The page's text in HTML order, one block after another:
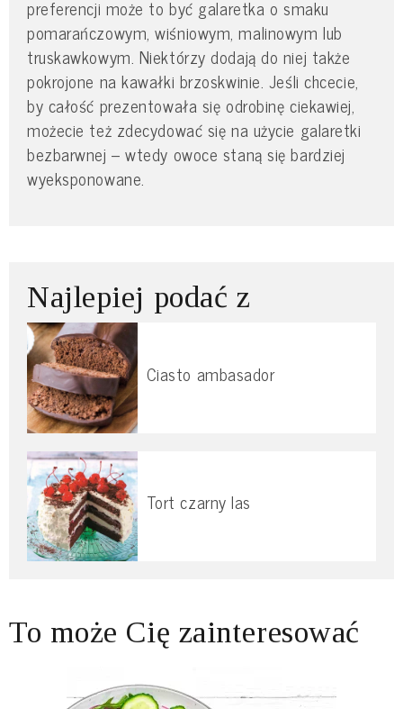
preferencji może to być galaretka o smaku
pomarańczowym, wiśniowym, malinowym lub
truskawkowym. Niektórzy dodają do niej także
pokrojone na kawałki brzoskwinie. Jeśli chcecie,
by całość prezentowała się odrobinę ciekawiej,
możecie też zdecydować się na użycie galaretki
bezbarwnej – wtedy owoce staną się bardziej
wyeksponowane.
Najlepiej podać z
Ciasto ambasador
Tort czarny las
To może Cię zainteresować